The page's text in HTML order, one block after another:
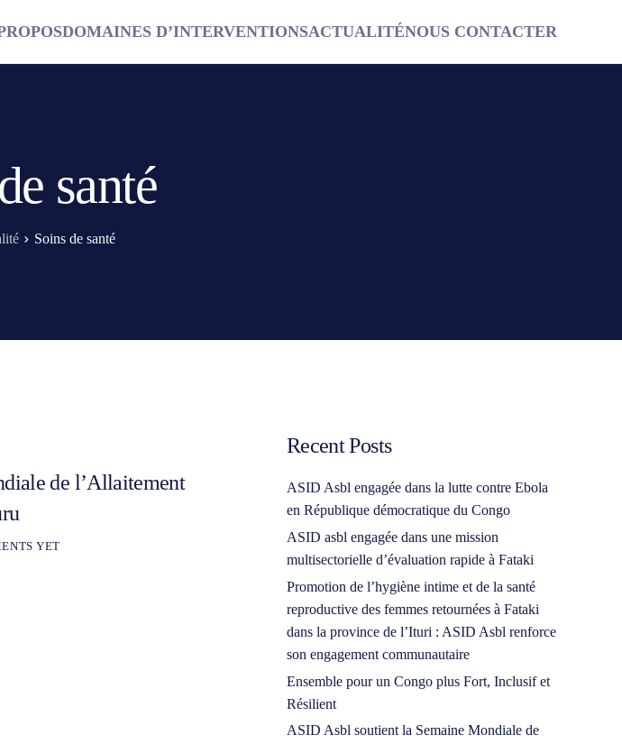
DOMAINES D’INTERVENTIONSACTUALITÉNOUS CONTACTER
santé
Soins de santé
de l’Allaitement
YET
Recent Posts
ASID Asbl engagée dans la lutte contre Ebola
en République démocratique du Congo
ASID asbl engagée dans une mission
multisectorielle d’évaluation rapide à Fataki
Promotion de l’hygiène intime et de la santé
reproductive des femmes retournées à Fataki
dans la province de l’Ituri : ASID Asbl renforce
son engagement communautaire
Ensemble pour un Congo plus Fort, Inclusif et
Résilient
ASID Asbl soutient la Semaine Mondiale de